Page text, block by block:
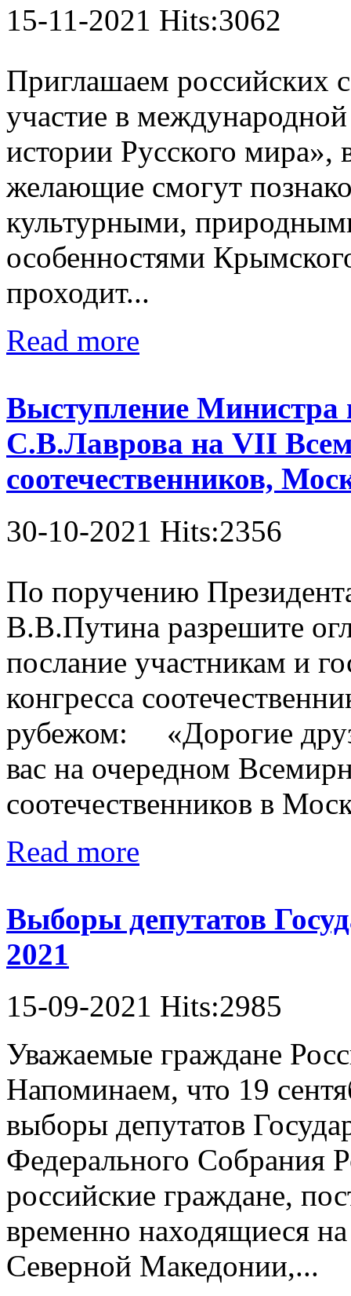
15-11-2021 Hits:3062
Приглашаем российских
участие в
истории Русского мира»,
желающие смогут
культурными,
особенностями
проходит...
Read more
Выступление Министра
С.В.Лаврова на VII
соотечественников,
30-10-2021 Hits:2356
По поручению
В.В.Путина разрешите
послание участникам и
конгресса
рубежом: «Дорогие
вас на очередном
соотечественников в
Read more
Выборы депутатов
2021
15-09-2021 Hits:2985
Уважаемые граждане
Напоминаем, что 19
выборы депутатов
Федерального Собрания
российские граждане,
временно находящиеся
Северной Македонии,...